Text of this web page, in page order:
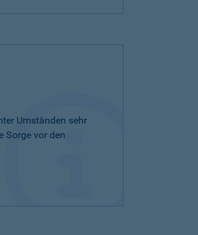
Umständen sehr
Sorge vor den